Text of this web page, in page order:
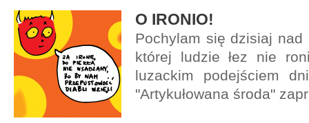
O IRONIO!
Pochylam się dzisiaj nad
której ludzie łez nie
luzackim podejściem
"Artykułowana środa"